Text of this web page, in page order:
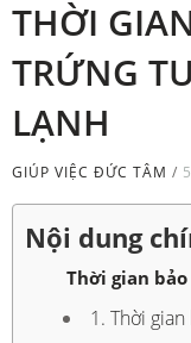
THỜI
TRỨNG
LẠNH
GIÚP VIỆC ĐỨC TÂM /
Nội dung
Thời gian
1. Thời